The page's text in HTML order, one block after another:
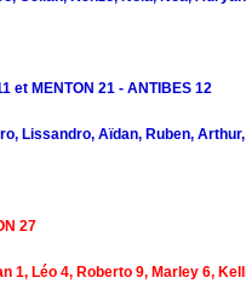
et MENTON 21 - ANTIBES 12
Lissandro, Aïdan, Ruben,
27
1, Léo 4, Roberto 9, Marley 6,